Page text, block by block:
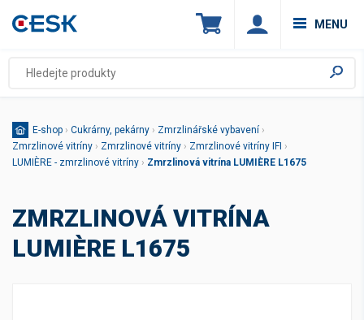
MENU
E-shop › Cukrárny, pekárny › Zmrzlinářské vybavení ›
Zmrzlinové vitríny › Zmrzlinové vitríny › Zmrzlinové vitríny IFI ›
LUMIÈRE - zmrzlinové vitríny › Zmrzlinová vitrína LUMIÈRE L1675
ZMRZLINOVÁ VITRÍNA
LUMIÈRE L1675